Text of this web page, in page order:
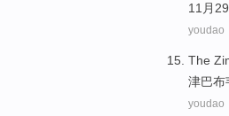
11月
youdao
The
津巴布
youdao